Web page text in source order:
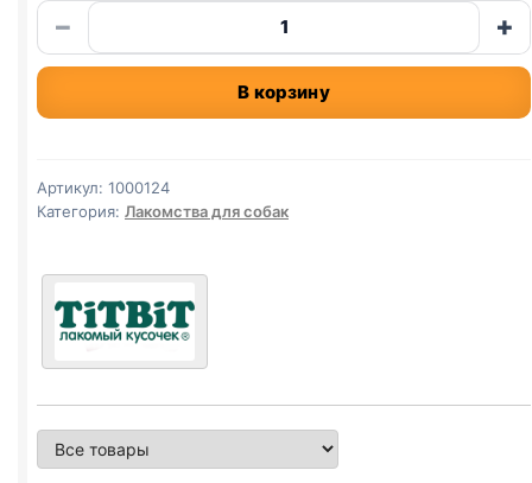
−
Количество
товара
TitBit
(МИНИ
КОСТОЧКИ
ГОВЯЖЬИ)
+
В корзину
Артикул: 1000124
Категория: Лакомства для собак